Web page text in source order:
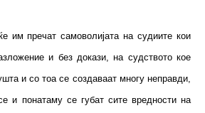
им пречат самоволијата на судиите кои
и без докази, на судството кое
и со тоа се создаваат многу неправди,
и понатаму се губат сите вредности на